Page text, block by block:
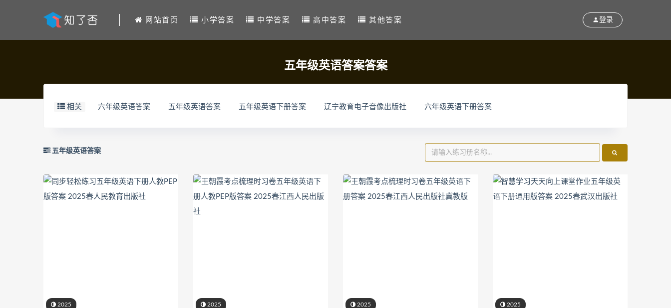
网站首页 小学答案 中学答案 高中答案 其他答案 登录
五年级英语答案答案
相关 六年级英语答案 五年级英语答案 五年级英语下册答案 辽宁教育电子音像出版社 六年级英语下册答案
五年级英语答案
2025 2025 2025 2025